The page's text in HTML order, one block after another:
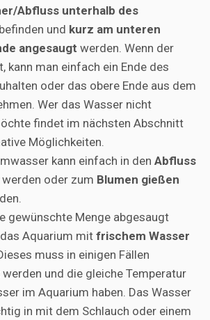
Abfluss unterhalb des
befinden und kurz am unteren
angesaugt werden. Wenn der
kann man einfach ein Ende des
oder das obere Ende aus dem
Wer das Wasser nicht
findet im nächsten Abschnitt
Möglichkeiten.
kann einfach in den Abfluss
werden oder zum Blumen gießen
gewünschte Menge abgesaugt
Aquarium mitfrischem Wasser
muss in einigen Fällen
werden und die gleiche Temperatur
im Aquarium haben. Das Wasser
in mit dem Schlauch oder einem